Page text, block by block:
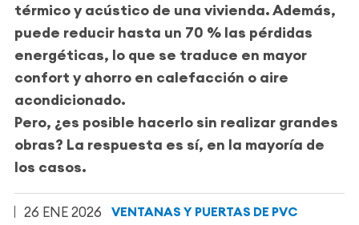
térmico y acústico de una vivienda. Además,
puede reducir hasta un 70 % las pérdidas
energéticas, lo que se traduce en mayor
confort y ahorro en calefacción o aire
acondicionado.
Pero, ¿es posible hacerlo sin realizar grandes
obras? La respuesta es sí, en la mayoría de
los casos.
26 ENE 2026 VENTANAS Y PUERTAS DE PVC